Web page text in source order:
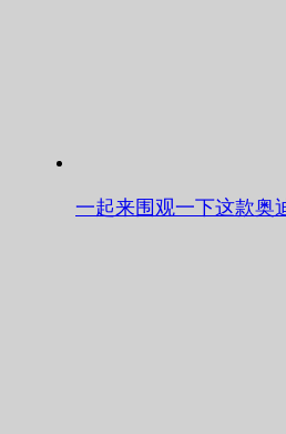
一起来围观一下这款奥